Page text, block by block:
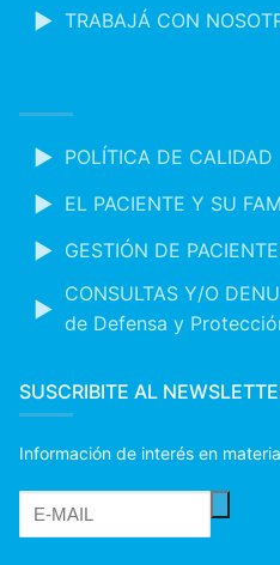
TRABAJÁ CON
POLÍTICA DE CALIDAD
EL PACIENTE Y SU
GESTIÓN DE
CONSULTAS Y/O
de Defensa y
SUSCRIBITE AL
Información de interés en